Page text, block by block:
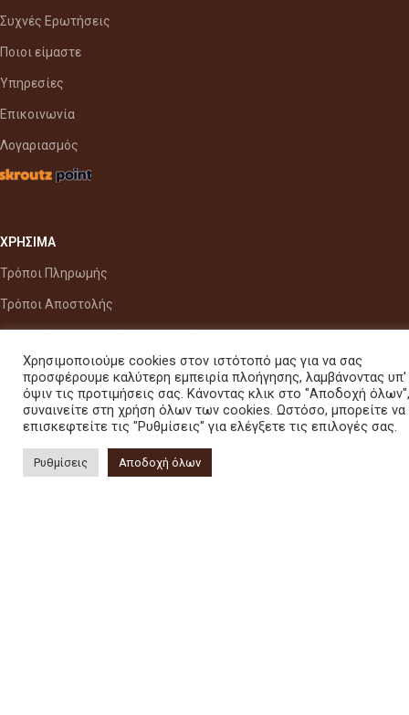
Συχνές Ερωτήσεις
Ποιοι είμαστε
Υπηρεσίες
Επικοινωνία
Λογαριασμός
ΧΡΗΣΙΜΑ
Τρόποι Πληρωμής
Τρόποι Αποστολής
Όροι Χρήσης
Ζώνη Α
Να ενημερώνομαι για προσφορές μήνα
Χρησιμοποιούμε cookies στον ιστότοπό μας για να σας
προσφέρουμε καλύτερη εμπειρία πλοήγησης, λαμβάνοντας υπ'
όψιν τις προτιμήσεις σας. Κάνοντας κλικ στο "Αποδοχή όλων",
συναινείτε στη χρήση όλων των cookies. Ωστόσο, μπορείτε να
επισκεφτείτε τις "Ρυθμίσεις" για ελέγξετε τις επιλογές σας.
Ρυθμίσεις Αποδοχή όλων